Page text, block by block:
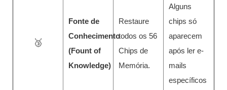
🥉
Fonte de
Conhecimento
(Fount of
Knowledge)
Restaure
todos os 56
Chips de
Memória.
Alguns
chips só
aparecem
após ler e-
mails
específicos